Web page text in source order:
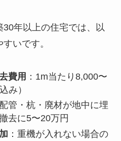
年以上の住宅では、以
いです。
費用 ：1m当たり8,000〜
み）
管・杭・廃材が地中に埋
去に5〜20万円
：重機が入れない場合の